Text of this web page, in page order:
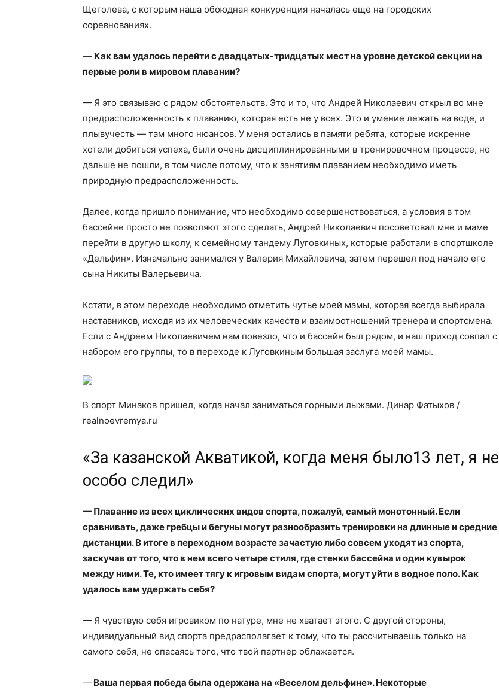
Щеголева, с которым наша обоюдная конкуренция началась еще на городских
соревнованиях.
— Как вам удалось перейти с двадцатых-тридцатых мест на уровне детской секции на
первые роли в мировом плавании?
— Я это связываю с рядом обстоятельств. Это и то, что Андрей Николаевич открыл во мне
предрасположенность к плаванию, которая есть не у всех. Это и умение лежать на воде, и
плывучесть — там много нюансов. У меня остались в памяти ребята, которые искренне
хотели добиться успеха, были очень дисциплинированными в тренировочном процессе, но
дальше не пошли, в том числе потому, что к занятиям плаванием необходимо иметь
природную предрасположенность.
Далее, когда пришло понимание, что необходимо совершенствоваться, а условия в том
бассейне просто не позволяют этого сделать, Андрей Николаевич посоветовал мне и маме
перейти в другую школу, к семейному тандему Луговкиных, которые работали в спортшколе
«Дельфин». Изначально занимался у Валерия Михайловича, затем перешел под начало его
сына Никиты Валерьевича.
Кстати, в этом переходе необходимо отметить чутье моей мамы, которая всегда выбирала
наставников, исходя из их человеческих качеств и взаимоотношений тренера и спортсмена.
Если с Андреем Николаевичем нам повезло, что и бассейн был рядом, и наш приход совпал с
набором его группы, то в переходе к Луговкиным большая заслуга моей мамы.
В спорт Минаков пришел, когда начал заниматься горными лыжами. Динар Фатыхов /
realnoevremya.ru
«За казанской Акватикой, когда меня было13 лет, я не
особо следил»
— Плавание из всех циклических видов спорта, пожалуй, самый монотонный. Если
сравнивать, даже гребцы и бегуны могут разнообразить тренировкина длинные и средние
дистанции. В итоге в переходном возрасте зачастую либо совсем уходят из спорта,
заскучав от того, что в нем всего четыре стиля, где стенки бассейна и один кувырок
между ними. Те, кто имеет тягу к игровым видам спорта, могут уйти в водное поло. Как
удалось вам удержать себя?
— Я чувствую себя игровиком по натуре, мне не хватает этого. С другой стороны,
индивидуальный вид спорта предрасполагает к тому, что ты рассчитываешь только на
самого себя, не опасаясь того, что твой партнер облажается.
— Ваша первая победа была одержана на «Веселом дельфине». Некоторые